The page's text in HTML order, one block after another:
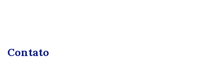
Contato